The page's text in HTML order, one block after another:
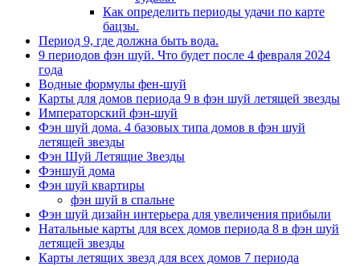
Как определить периоды удачи по карте
бацзы.
Период 9, где должна быть вода.
9 периодов фэн шуй. Что будет после 4 февраля 2024
года
Водные формулы фен-шуй
Карты для домов периода 9 в фэн шуй летящей звезды
Императорский фэн-шуй
Фэн шуй дома. 4 базовых типа домов в фэн шуй
летящей звезды
Фэн Шуй Летящие Звезды
Фэншуй дома
Фэн шуй квартиры
фэн шуй в спальне
Фэн шуй дизайн интерьера для увеличения прибыли
Натальные карты для всех домов периода 8 в фэн шуй
летящей звезды
Карты летящих звезд для всех домов 7 периода